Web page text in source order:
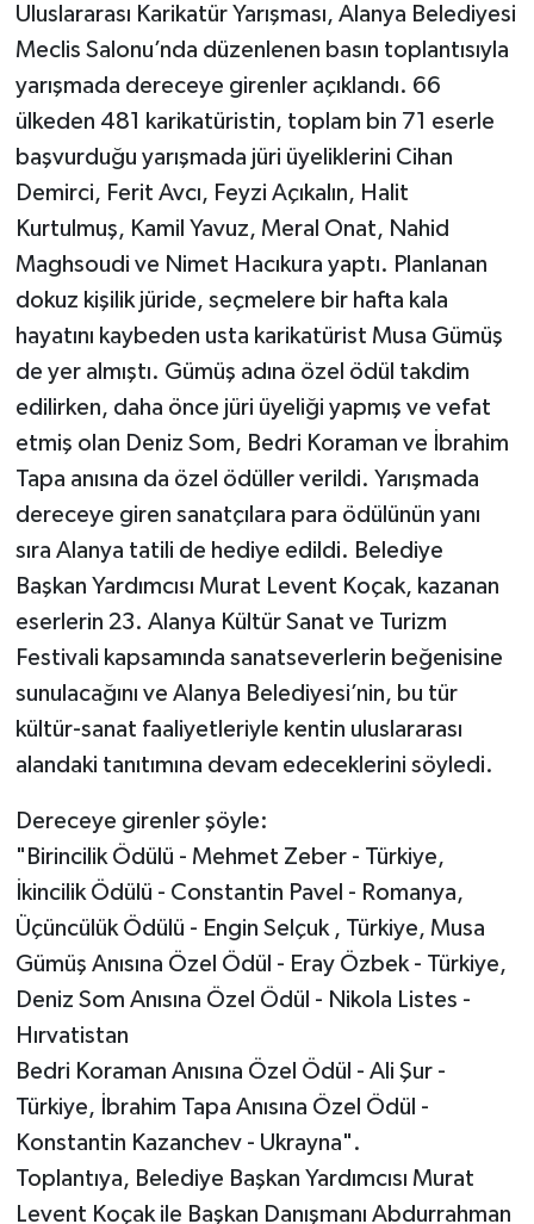
Uluslararası Karikatür Yarışması, Alanya Belediyesi
Meclis Salonu’nda düzenlenen basın toplantısıyla
yarışmada dereceye girenler açıklandı. 66
ülkeden 481 karikatüristin, toplam bin 71 eserle
başvurduğu yarışmada jüri üyeliklerini Cihan
Demirci, Ferit Avcı, Feyzi Açıkalın, Halit
Kurtulmuş, Kamil Yavuz, Meral Onat, Nahid
Maghsoudi ve Nimet Hacıkura yaptı. Planlanan
dokuz kişilik jüride, seçmelere bir hafta kala
hayatını kaybeden usta karikatürist Musa Gümüş
de yer almıştı. Gümüş adına özel ödül takdim
edilirken, daha önce jüri üyeliği yapmış ve vefat
etmiş olan Deniz Som, Bedri Koraman ve İbrahim
Tapa anısına da özel ödüller verildi. Yarışmada
dereceye giren sanatçılara para ödülünün yanı
sıra Alanya tatili de hediye edildi. Belediye
Başkan Yardımcısı Murat Levent Koçak, kazanan
eserlerin 23. Alanya Kültür Sanat ve Turizm
Festivali kapsamında sanatseverlerin beğenisine
sunulacağını ve Alanya Belediyesi’nin, bu tür
kültür-sanat faaliyetleriyle kentin uluslararası
alandaki tanıtımına devam edeceklerini söyledi.
Dereceye girenler şöyle:
"Birincilik Ödülü - Mehmet Zeber - Türkiye,
İkincilik Ödülü - Constantin Pavel - Romanya,
Üçüncülük Ödülü - Engin Selçuk , Türkiye, Musa
Gümüş Anısına Özel Ödül - Eray Özbek - Türkiye,
Deniz Som Anısına Özel Ödül - Nikola Listes -
Hırvatistan
Bedri Koraman Anısına Özel Ödül - Ali Şur -
Türkiye, İbrahim Tapa Anısına Özel Ödül -
Konstantin Kazanchev - Ukrayna".
Toplantıya, Belediye Başkan Yardımcısı Murat
Levent Koçak ile Başkan Danışmanı Abdurrahman
Sosyal medya
Spor
Televizyon
Turizm
Yaşam